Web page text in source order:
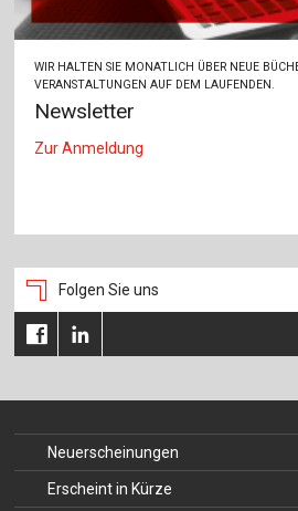
WIR HALTEN SIE MONATLICH ÜBER NEUE
VERANSTALTUNGEN AUF DEM LAUFENDEN.
Newsletter
Zur Anmeldung
Folgen Sie uns
Neuerscheinungen
Erscheint in Kürze